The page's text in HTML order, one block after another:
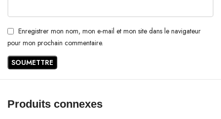
Enregistrer mon nom, mon e-mail et mon site dans le navigateur
pour mon prochain commentaire.
Produits connexes